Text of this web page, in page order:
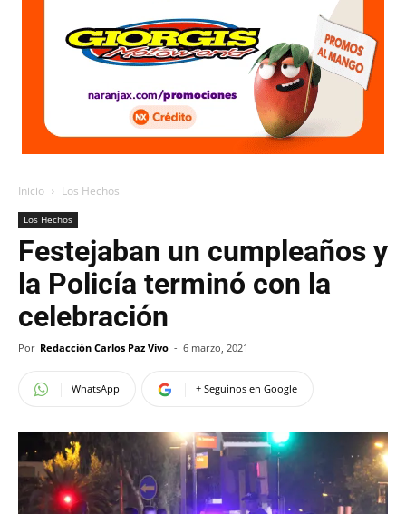
Inicio Los Hechos
Los Hechos
Festejaban un cumpleaños y
la Policía terminó con la
celebración
Por Redacción Carlos Paz Vivo - 6 marzo, 2021
WhatsApp + Seguinos en Google